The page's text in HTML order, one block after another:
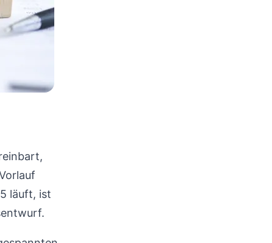
läuft, ist